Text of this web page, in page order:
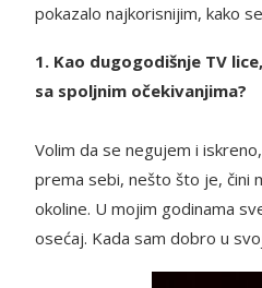
pokazalo najkorisnijim, kako
1. Kao dugogodišnje TV
sa spoljnim očekivanjima?
Volim da se negujem i
prema sebi, nešto što je, čini
okoline. U mojim godinama
osećaj. Kada sam dobro u